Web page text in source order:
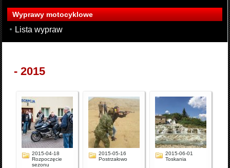
Wyprawy motocyklowe
Lista wypraw
- 2015
2015-04-18
Rozpoczęcie
sezonu
2015-05-16
Postrzałowo
2015-06-01
Toskania